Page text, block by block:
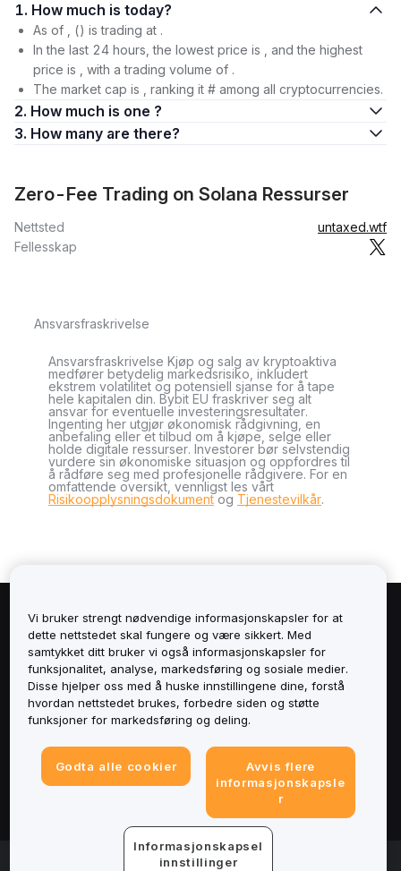
1. How much is today?
As of , () is trading at .
In the last 24 hours, the lowest price is , and the highest
price is , with a trading volume of .
The market cap is , ranking it # among all cryptocurrencies.
2. How much is one ?
3. How many are there?
Zero-Fee Trading on Solana Ressurser
Nettsted
untaxed.wtf
Fellesskap
Ansvarsfraskrivelse
Ansvarsfraskrivelse Kjøp og salg av kryptoaktiva
medfører betydelig markedsrisiko, inkludert
ekstrem volatilitet og potensiell sjanse for å tape
hele kapitalen din. Bybit EU fraskriver seg alt
ansvar for eventuelle investeringsresultater.
Ingenting her utgjør økonomisk rådgivning, en
anbefaling eller et tilbud om å kjøpe, selge eller
holde digitale ressurser. Investorer bør selvstendig
vurdere sin økonomiske situasjon og oppfordres til
å rådføre seg med profesjonelle rådgivere. For en
omfattende oversikt, vennligst les vårt
Risikoopplysningsdokumentog Tjenestevilkår.
Om
Tjenester
Støtte
Produkter
© 2025-2026 Bybit.eu. All rights reserved.
Vi bruker strengt nødvendige informasjonskapsler for at
dette nettstedet skal fungere og være sikkert. Med
samtykket ditt bruker vi også informasjonskapsler for
funksjonalitet, analyse, markedsføring og sosiale medier.
Disse hjelper oss med å huske innstillingene dine, forstå
hvordan nettstedet brukes, forbedre siden og støtte
funksjoner for markedsføring og deling.
Godta alle cookier
Avvis flere
informasjonskapsle
r
Informasjonskapsel
innstillinger